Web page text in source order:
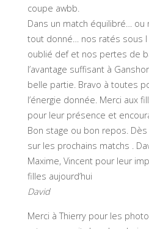
coupe awbb.
Dans un match équilibré… ou
tout donné… nos ratés sous l
oublié def et nos pertes de
l’avantage suffisant à
belle partie. Bravo à toutes
l’énergie donnée. Merci aux
pour leur présence et
Bon stage ou bon repos.
sur les prochains matchs .
Maxime, Vincent pour leur
filles aujourd’hui
David
Merci à Thierry pour les